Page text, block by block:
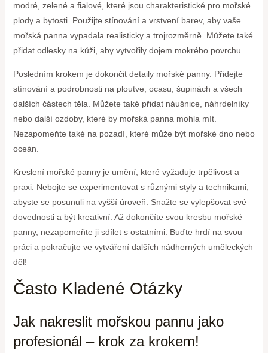
modré, zelené a fialové, které jsou charakteristické pro mořské
plody a bytosti. Použijte stínování a vrstvení barev, aby vaše
mořská panna vypadala realisticky a trojrozměrně. Můžete také
přidat odlesky na kůži, aby vytvořily dojem mokrého povrchu.
Posledním krokem je dokončit detaily mořské panny. Přidejte
stínování a podrobnosti na ploutve, ocasu, šupinách a všech
dalších částech těla. Můžete také přidat náušnice, náhrdelníky
nebo další ozdoby, které by mořská panna mohla mít.
Nezapomeňte také na pozadí, které může být mořské dno nebo
oceán.
Kreslení mořské panny je umění, které vyžaduje trpělivost a
praxi. Nebojte se experimentovat s různými styly a technikami,
abyste se posunuli na vyšší úroveň. Snažte se vylepšovat své
dovednosti a být kreativní. Až dokončíte svou kresbu mořské
panny, nezapomeňte ji sdílet s ostatními. Buďte hrdí na svou
práci a pokračujte ve vytváření dalších nádherných uměleckých
děl!
Často Kladené Otázky
Jak nakreslit mořskou pannu jako
profesionál – krok za krokem!